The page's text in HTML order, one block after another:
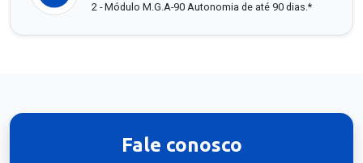
2 - Módulo M.G.A-90 Autonomia de até 90 dias.*
Fale conosco